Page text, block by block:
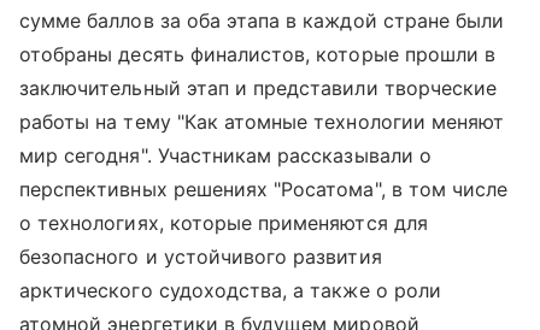
сумме баллов за оба этапа в каждой стране были
отобраны десять финалистов, которые прошли в
заключительный этап и представили творческие
работы на тему "Как атомные технологии меняют
мир сегодня". Участникам рассказывали о
перспективных решениях "Росатома", в том числе
о технологиях, которые применяются для
безопасного и устойчивого развития
арктического судоходства, а также о роли
атомной энергетики в будущем мировой